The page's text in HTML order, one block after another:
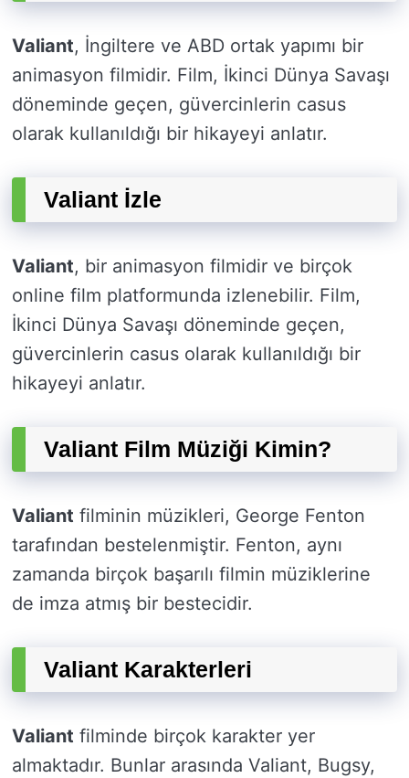
Valiant, İngiltere ve ABD ortak yapımı bir
animasyon filmidir. Film, İkinci Dünya Savaşı
döneminde geçen, güvercinlerin casus
olarak kullanıldığı bir hikayeyi anlatır.
Valiant İzle
Valiant, bir animasyon filmidir ve birçok
online film platformunda izlenebilir. Film,
İkinci Dünya Savaşı döneminde geçen,
güvercinlerin casus olarak kullanıldığı bir
hikayeyi anlatır.
Valiant Film Müziği Kimin?
Valiant filminin müzikleri, George Fenton
tarafından bestelenmiştir. Fenton, aynı
zamanda birçok başarılı filmin müziklerine
de imza atmış bir bestecidir.
Valiant Karakterleri
Valiant filminde birçok karakter yer
almaktadır. Bunlar arasında Valiant, Bugsy,